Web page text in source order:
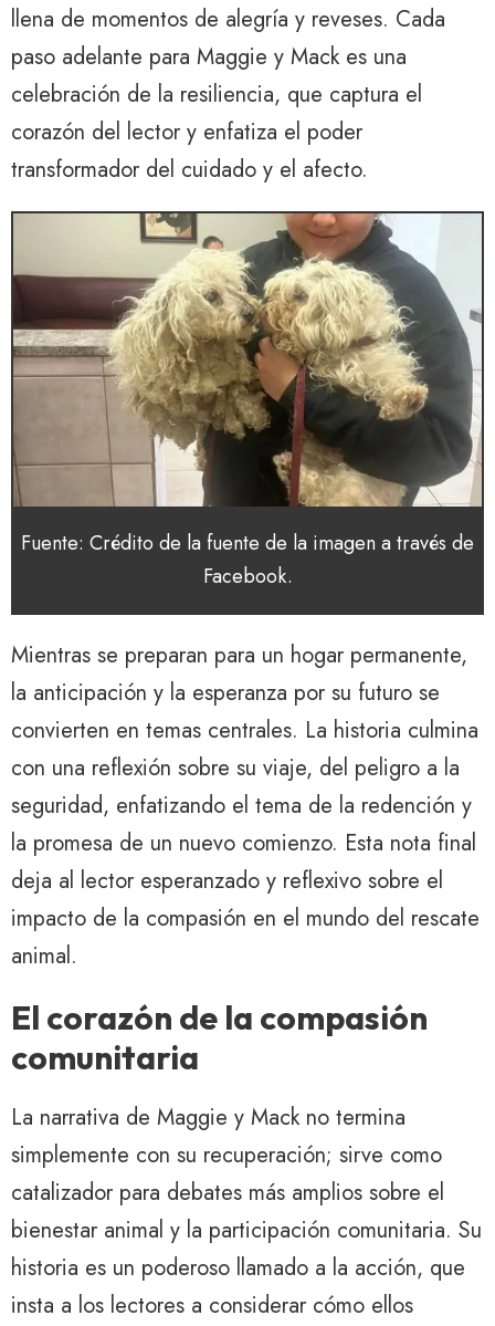
llena de momentos de alegría y reveses. Cada
paso adelante para Maggie y Mack es una
celebración de la resiliencia, que captura el
corazón del lector y enfatiza el poder
transformador del cuidado y el afecto.
Fuente: Crédito de la fuente de la imagen a través de
Facebook.
Mientras se preparan para un hogar permanente,
la anticipación y la esperanza por su futuro se
convierten en temas centrales. La historia culmina
con una reflexión sobre su viaje, del peligro a la
seguridad, enfatizando el tema de la redención y
la promesa de un nuevo comienzo. Esta nota final
deja al lector esperanzado y reflexivo sobre el
impacto de la compasión en el mundo del rescate
animal.
El corazón de la compasión
comunitaria
La narrativa de Maggie y Mack no termina
simplemente con su recuperación; sirve como
catalizador para debates más amplios sobre el
bienestar animal y la participación comunitaria. Su
historia es un poderoso llamado a la acción, que
insta a los lectores a considerar cómo ellos